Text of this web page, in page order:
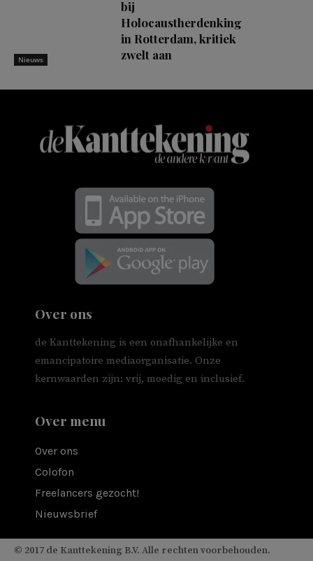
Nieuws
bij
Holocaustherdenking
in Rotterdam, kritiek
zwelt aan
Over ons
de Kanttekening is een onafhankelijke en
emancipatoire mediaorganisatie. Onze
kernwaarden zijn: vrij, moedig en inclusief.
Over menu
Over ons
Colofon
Freelancers gezocht!
Nieuwsbrief
© 2017 de Kanttekening B.V. Alle rechten voorbehouden.